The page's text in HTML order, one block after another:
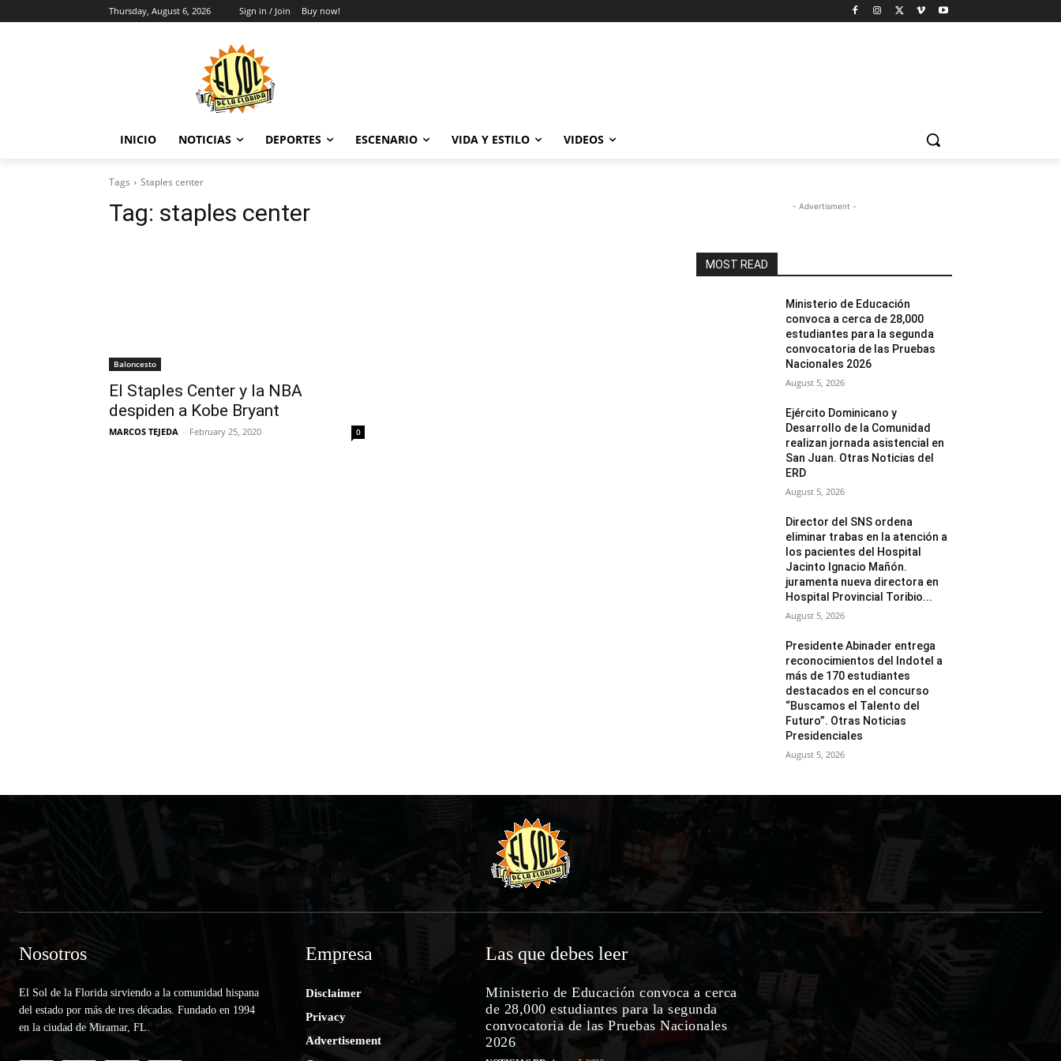
Thursday, August 6, 2026 Sign in / Join Buy now!
INICIO NOTICIAS DEPORTES ESCENARIO VIDA Y ESTILO VIDEOS
Tags Staples center
Tag: staples center
Baloncesto
El Staples Center y la NBA
despiden a Kobe Bryant
MARCOS TEJEDA - February 25, 2020 0
- Advertisment -
MOST READ
Ministerio de Educación
convoca a cerca de 28,000
estudiantes para la segunda
convocatoria de las Pruebas
Nacionales 2026
August 5, 2026
Ejército Dominicano y
Desarrollo de la Comunidad
realizan jornada asistencial en
San Juan. Otras Noticias del
ERD
August 5, 2026
Director del SNS ordena
eliminar trabas en la atención a
los pacientes del Hospital
Jacinto Ignacio Mañón.
juramenta nueva directora en
Hospital Provincial Toribio...
August 5, 2026
Presidente Abinader entrega
reconocimientos del Indotel a
más de 170 estudiantes
destacados en el concurso
“Buscamos el Talento del
Futuro”. Otras Noticias
Presidenciales
August 5, 2026
Nosotros
El Sol de la Florida sirviendo a la comunidad hispana
del estado por más de tres décadas. Fundado en 1994
en la ciudad de Miramar, FL.
Empresa
Disclaimer
Privacy
Advertisement
Las que debes leer
Ministerio de Educación convoca a cerca
de 28,000 estudiantes para la segunda
convocatoria de las Pruebas Nacionales
2026